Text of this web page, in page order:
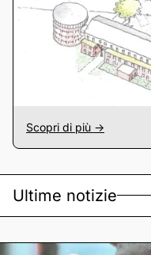
Scopri di più ->
Ultime notizie